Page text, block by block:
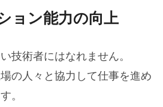
ョン能力の向上
技術者にはなれません。
の人々と協力して仕事を進め
。